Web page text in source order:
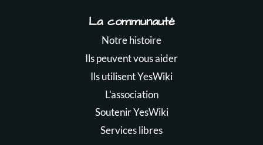
La communauté
Notre histoire
Ils peuvent vous aider
Ils utilisent YesWiki
L'association
Soutenir YesWiki
Services libres